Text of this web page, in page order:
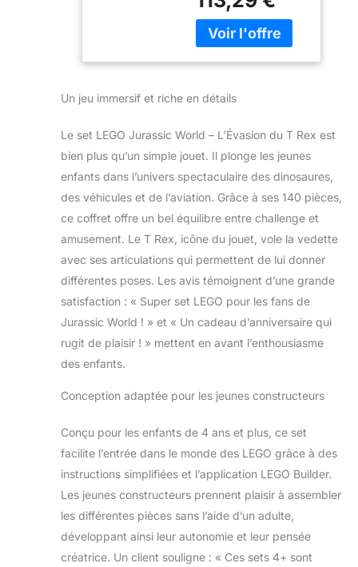
d'Hélicoptère et
Aéroport -
Cadeau
d'anniversaire
Enfants De 4
Ans et Plus
76944
avec ce jouet de
dinosaure LEGO
Jurassic World T.
ensemble LEGO
comprend un
aéroport avec un
héliport, un garage,
une voiture LEGO
plus une figurine de
dinosaure de T. rex
articulé La clôture
est pliable pour que
le jouet T. rex
Jurassic World
puisse s'échapper,
mais l'hélicoptère le
capturer à nouveau
Grady, Zia
Rodriguez et le
gardien d’animaux
sauvages avec des
accessoires, un
œuf de dinosaure,
un talkie-walkie et
un tranquillisant Les
Un jeu immersif et riche en détails
Le set LEGO Jurassic World – L’Évasion du T Rex est
bien plus qu’un simple jouet. Il plonge les jeunes
enfants dans l’univers spectaculaire des dinosaures,
des véhicules et de l’aviation. Grâce à ses 140 pièces,
ce coffret offre un bel équilibre entre challenge et
amusement. Le T Rex, icône du jouet, vole la vedette
avec ses articulations qui permettent de lui donner
différentes poses. Les avis témoignent d’une grande
satisfaction : « Super set LEGO pour les fans de
Jurassic World ! » et « Un cadeau d’anniversaire qui
rugit de plaisir ! » mettent en avant l’enthousiasme
des enfants.
Conception adaptée pour les jeunes constructeurs
Conçu pour les enfants de 4 ans et plus, ce set
facilite l’entrée dans le monde des LEGO grâce à des
instructions simplifiées et l’application LEGO Builder.
Les jeunes constructeurs prennent plaisir à assembler
les différentes pièces sans l’aide d’un adulte,
développant ainsi leur autonomie et leur pensée
créatrice. Un client souligne : « Ces sets 4+ sont